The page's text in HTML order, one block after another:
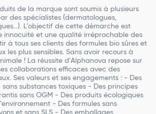
de la marque sont soumis à plusieurs
des spécialistes (dermatologues,
L’objectif de cette démarche est
innocuité et une qualité irréprochable des
à tous ses clients des formules bio sûres et
les plus sensibles. Sans avoir recours à
! La réussite d'Alphanova repose sur
collaborations efficaces avec des
Ses valeurs et ses engagements : - Des
sans substances toxiques - Des principes
sans OGM - Des produits écologiques
- Des formules sans